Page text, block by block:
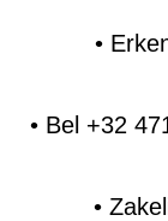
•
• Bel +32
•